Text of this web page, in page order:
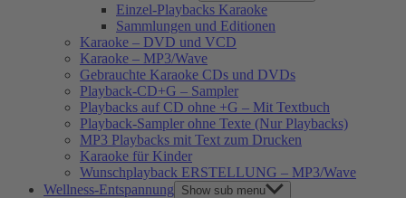
Einzel-Playbacks Karaoke
Sammlungen und Editionen
Karaoke – DVD und VCD
Karaoke – MP3/Wave
Gebrauchte Karaoke CDs und DVDs
Playback-CD+G – Sampler
Playbacks auf CD ohne +G – Mit Textbuch
Playback-Sampler ohne Texte (Nur Playbacks)
MP3 Playbacks mit Text zum Drucken
Karaoke für Kinder
Wunschplayback ERSTELLUNG – MP3/Wave
Wellness-Entspannung
Show sub menu